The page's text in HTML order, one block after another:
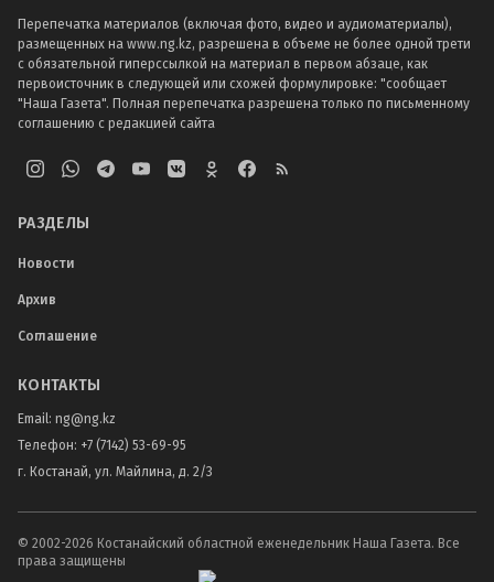
Перепечатка материалов (включая фото, видео и аудиоматериалы),
размещенных на www.ng.kz, разрешена в объеме не более одной трети
с обязательной гиперссылкой на материал в первом абзаце, как
первоисточник в следующей или схожей формулировке: "сообщает
"Наша Газета". Полная перепечатка разрешена только по письменному
соглашению с редакцией сайта
РАЗДЕЛЫ
Новости
Архив
Соглашение
КОНТАКТЫ
Email: ng@ng.kz
Телефон: +7 (7142) 53-69-95
г. Костанай, ул. Майлина, д. 2/3
© 2002-2026 Костанайский областной еженедельник Наша Газета. Все
права защищены